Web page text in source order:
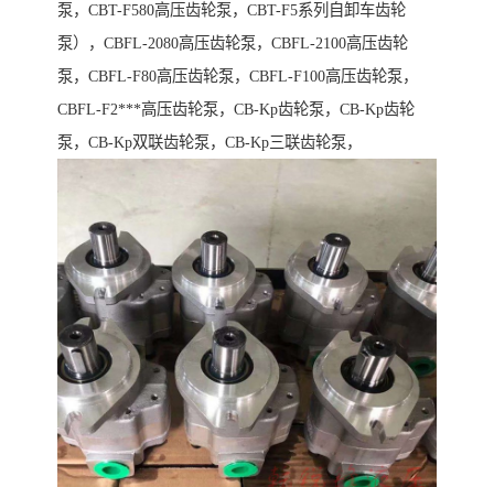
泵，CBT-F580高压齿轮泵，CBT-F5系列自卸车齿轮
泵），CBFL-2080高压齿轮泵，CBFL-2100高压齿轮
泵，CBFL-F80高压齿轮泵，CBFL-F100高压齿轮泵，
CBFL-F2***高压齿轮泵，CB-Kp齿轮泵，CB-Kp齿轮
泵，CB-Kp双联齿轮泵，CB-Kp三联齿轮泵，